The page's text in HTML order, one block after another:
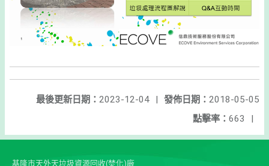
發佈日期： 2018-05-05
最後更新日期： 2023-12-04
|
點擊率： 663 |
基隆市天外天垃圾資源回收(焚化)廠